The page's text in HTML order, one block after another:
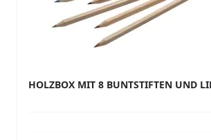
HOLZBOX MIT 8 BUNTSTIFTEN UND